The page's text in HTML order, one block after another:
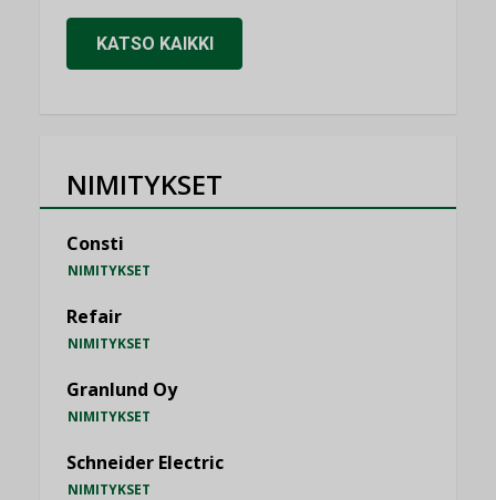
KATSO KAIKKI
NIMITYKSET
Consti
NIMITYKSET
Refair
NIMITYKSET
Granlund Oy
NIMITYKSET
Schneider Electric
NIMITYKSET